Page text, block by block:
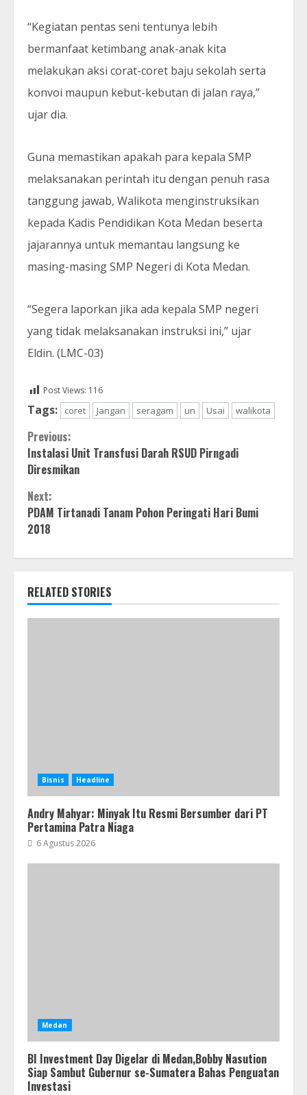
“Kegiatan pentas seni tentunya lebih
bermanfaat ketimbang anak-anak kita
melakukan aksi corat-coret baju sekolah serta
konvoi maupun kebut-kebutan di jalan raya,”
ujar dia.
Guna memastikan apakah para kepala SMP
melaksanakan perintah itu dengan penuh rasa
tanggung jawab, Walikota menginstruksikan
kepada Kadis Pendidikan Kota Medan beserta
jajarannya untuk memantau langsung ke
masing-masing SMP Negeri di Kota Medan.
“Segera laporkan jika ada kepala SMP negeri
yang tidak melaksanakan instruksi ini,” ujar
Eldin. (LMC-03)
Post Views: 116
Tags: coret Jangan seragam un Usai walikota
Continue
Reading
Previous:
Instalasi Unit Transfusi Darah RSUD Pirngadi
Diresmikan
Next:
PDAM Tirtanadi Tanam Pohon Peringati Hari Bumi
2018
RELATED STORIES
Bisnis Headline
Andry Mahyar: Minyak Itu Resmi Bersumber dari PT
Pertamina Patra Niaga
6 Agustus 2026
Medan
BI Investment Day Digelar di Medan,Bobby Nasution
Siap Sambut Gubernur se-Sumatera Bahas Penguatan
Investasi